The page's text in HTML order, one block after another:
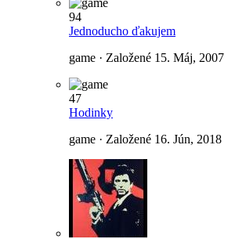
94
Jednoducho ďakujem
game · Založené 15. Máj, 2007
47
Hodinky
game · Založené 16. Jún, 2018